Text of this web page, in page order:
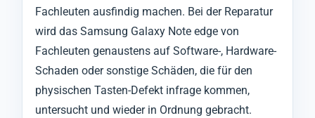
Fachleuten ausfindig machen. Bei der Reparatur
wird das Samsung Galaxy Note edge von
Fachleuten genaustens auf Software-, Hardware-
Schaden oder sonstige Schäden, die für den
physischen Tasten-Defekt infrage kommen,
untersucht und wieder in Ordnung gebracht.